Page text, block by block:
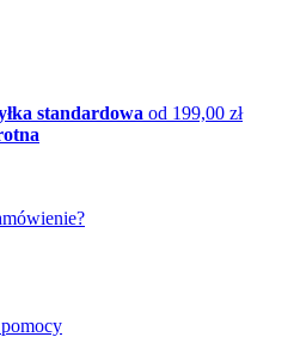
standardowa od 199,00 zł